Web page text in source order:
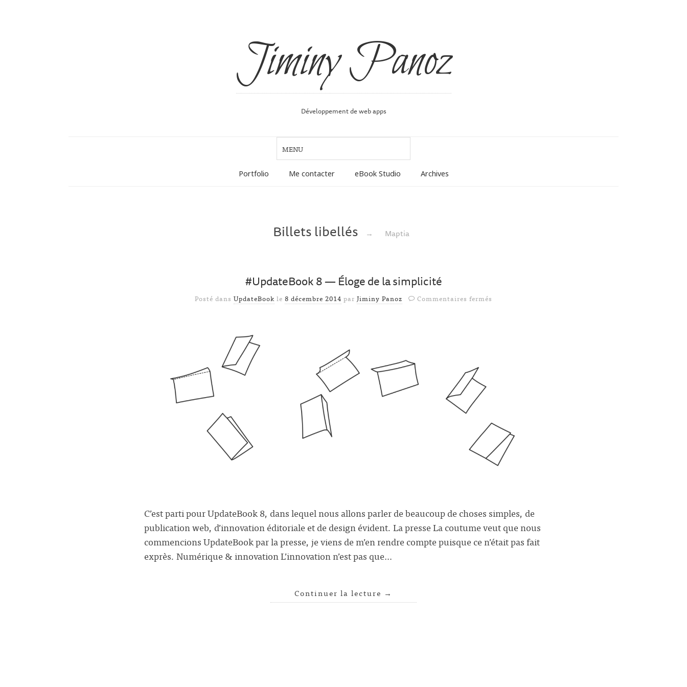
Jiminy Panoz
Développement de web apps
Portfolio Me contacter eBook Studio Archives
Billets libellés → Maptia
#UpdateBook 8 — Éloge de la simplicité
Posté dansUpdateBook le8 décembre 2014 parJiminy Panoz Commentaires fermés
C’est parti pour UpdateBook 8, dans lequel nous allons parler de beaucoup de choses simples, de
publication web, d’innovation éditoriale et de design évident. La presse La coutume veut que nous
commencions UpdateBook par la presse, je viens de m’en rendre compte puisque ce n’était pas fait
exprès. Numérique & innovation L’innovation n’est pas que…
Continuer la lecture →